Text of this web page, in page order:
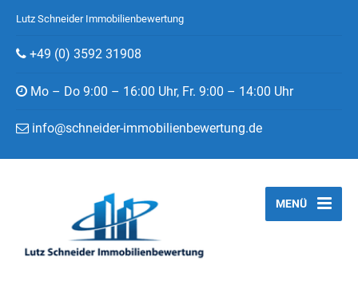
Lutz Schneider Immobilienbewertung
+49 (0) 3592 31908
Mo – Do 9:00 – 16:00 Uhr, Fr. 9:00 – 14:00 Uhr
info@schneider-immobilienbewertung.de
MENÜ